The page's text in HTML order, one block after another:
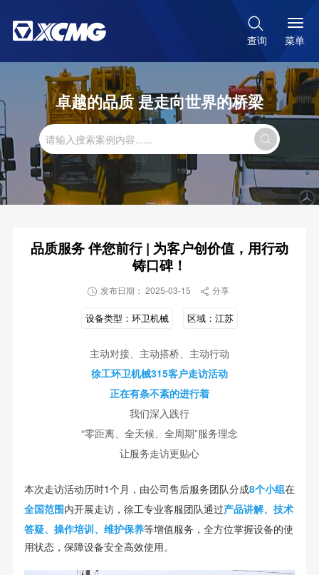

查询 菜单
卓越的品质 是走向世界的桥梁

品质服务 伴您前行 | 为客户创价值，用行动
铸口碑！
 发布日期： 2025-03-15  分享
设备类型： 环卫机械 区域： 江苏
主动对接、主动搭桥、主动行动
徐工环卫机械315客户走访活动
正在有条不紊的进行着
我们深入践行
“零距离、全天候、全周期”服务理念
让服务走访更贴心
本次走访活动历时1个月，由公司售后服务团队分成8个小组在
全国范围内开展走访，徐工专业客服团队通过产品讲解、技术
答疑、操作培训、维护保养等增值服务，全方位掌握设备的使
用状态，保障设备安全高效使用。